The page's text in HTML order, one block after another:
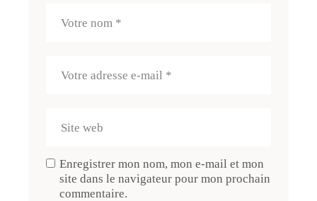
Enregistrer mon nom, mon e-mail et mon
site dans le navigateur pour mon prochain
commentaire.